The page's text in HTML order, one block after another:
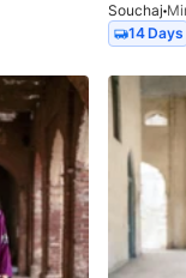
Souchaj
14 Days